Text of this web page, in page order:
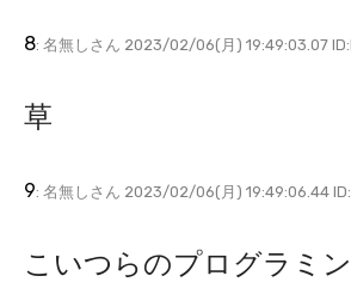
8: 名無しさん 2023/02/06(月) 19:49:03.07
草
9: 名無しさん 2023/02/06(月) 19:49:06.44
こいつらのプログラミ